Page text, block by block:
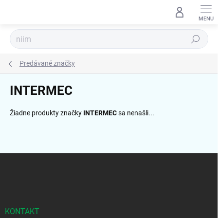
Hľadať
Predávané značky
INTERMEC
Žiadne produkty značky INTERMECsa nenašli...
KONTAKT